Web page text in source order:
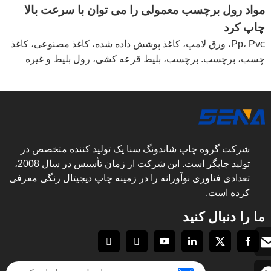
مواد رول برچسب معمولی را می توان با سرعت بالا
چاپ کرد
Pp، Pvc، ورق لامپ، کاغذ پوشش داده شده، کاغذ مصنوعی، کاغذ
چسب، برچسب. برچسب، بلیط قرعه کشی، رول بلیط و غیره
شرکت گروه چاپ شاندونگ سنا یک تولید کننده متخصص در
تولید چاپگر است. این شرکت از زمان تأسیس در سال 2008،
تعدادی فناوری نوآورانه را در زمینه چاپ دیجیتال رنگی معرفی
کرده است.
ما را دنبال کنید